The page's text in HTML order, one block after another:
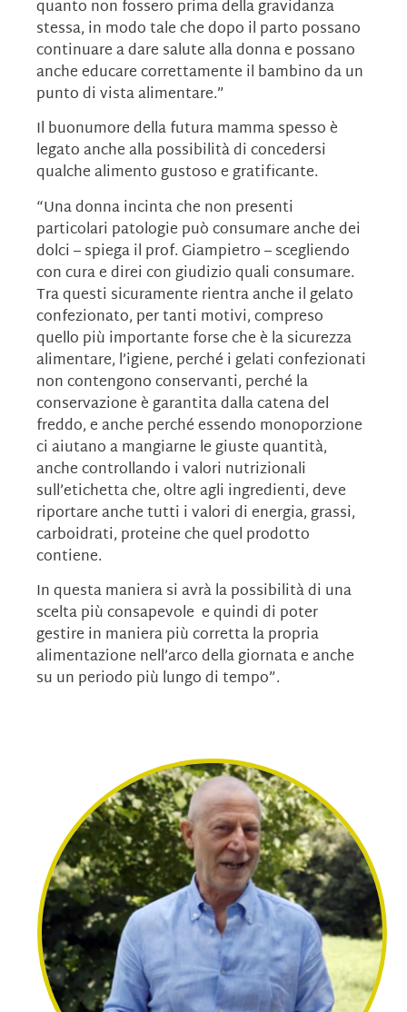
quanto non fossero prima della gravidanza
stessa, in modo tale che dopo il parto possano
continuare a dare salute alla donna e possano
anche educare correttamente il bambino da un
punto di vista alimentare.”
Il buonumore della futura mamma spesso è
legato anche alla possibilità di concedersi
qualche alimento gustoso e gratificante.
“Una donna incinta che non presenti
particolari patologie può consumare anche dei
dolci – spiega il prof. Giampietro – scegliendo
con cura e direi con giudizio quali consumare.
Tra questi sicuramente rientra anche il gelato
confezionato, per tanti motivi, compreso
quello più importante forse che è la sicurezza
alimentare, l’igiene, perché i gelati confezionati
non contengono conservanti, perché la
conservazione è garantita dalla catena del
freddo, e anche perché essendo monoporzione
ci aiutano a mangiarne le giuste quantità,
anche controllando i valori nutrizionali
sull’etichetta che, oltre agli ingredienti, deve
riportare anche tutti i valori di energia, grassi,
carboidrati, proteine che quel prodotto
contiene.
In questa maniera si avrà la possibilità di una
scelta più consapevole e quindi di poter
gestire in maniera più corretta la propria
alimentazione nell’arco della giornata e anche
su un periodo più lungo di tempo”.